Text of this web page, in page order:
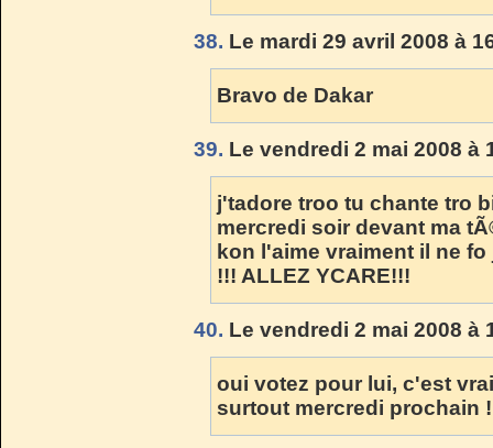
38. Le mardi 29 avril 2008 à
Bravo de Dakar
39. Le vendredi 2 mai 2008 à
j'tadore troo tu chante tro
mercredi soir devant ma
kon l'aime vraiment il ne
!!! ALLEZ YCARE!!!
40. Le vendredi 2 mai 2008 à
oui votez pour lui, c'est
surtout mercredi prochain